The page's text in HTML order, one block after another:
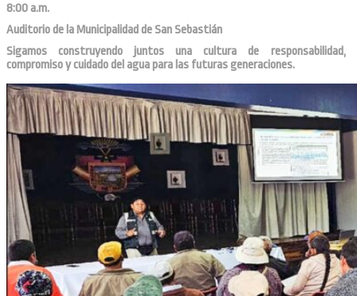
8:00 a.m.
Auditorio de la Municipalidad de San Sebastián
Sigamos construyendo juntos una cultura de responsabilidad,
compromiso y cuidado del agua para las futuras generaciones.